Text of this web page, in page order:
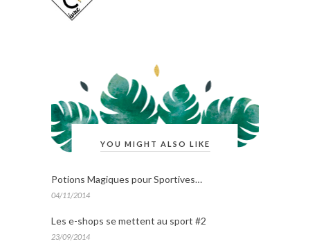
YOU MIGHT ALSO LIKE
Potions Magiques pour Sportives…
04/11/2014
Les e-shops se mettent au sport #2
23/09/2014